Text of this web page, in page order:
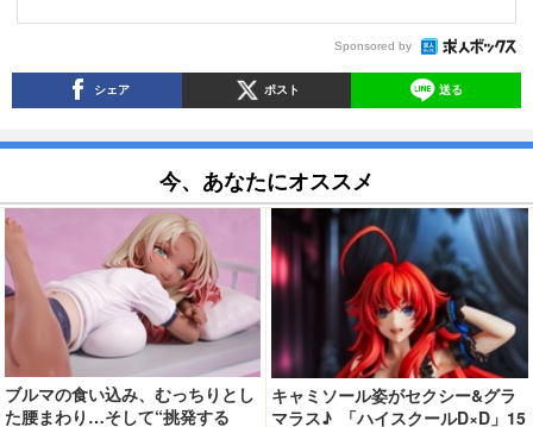
Sponsored by
シェア ポスト 送る
今、あなたにオススメ
ブルマの食い込み、むっちりとし
た腰まわり…そして“挑発する
キャミソール姿がセクシー&グラ
マラス♪ 「ハイスクールD×D」15